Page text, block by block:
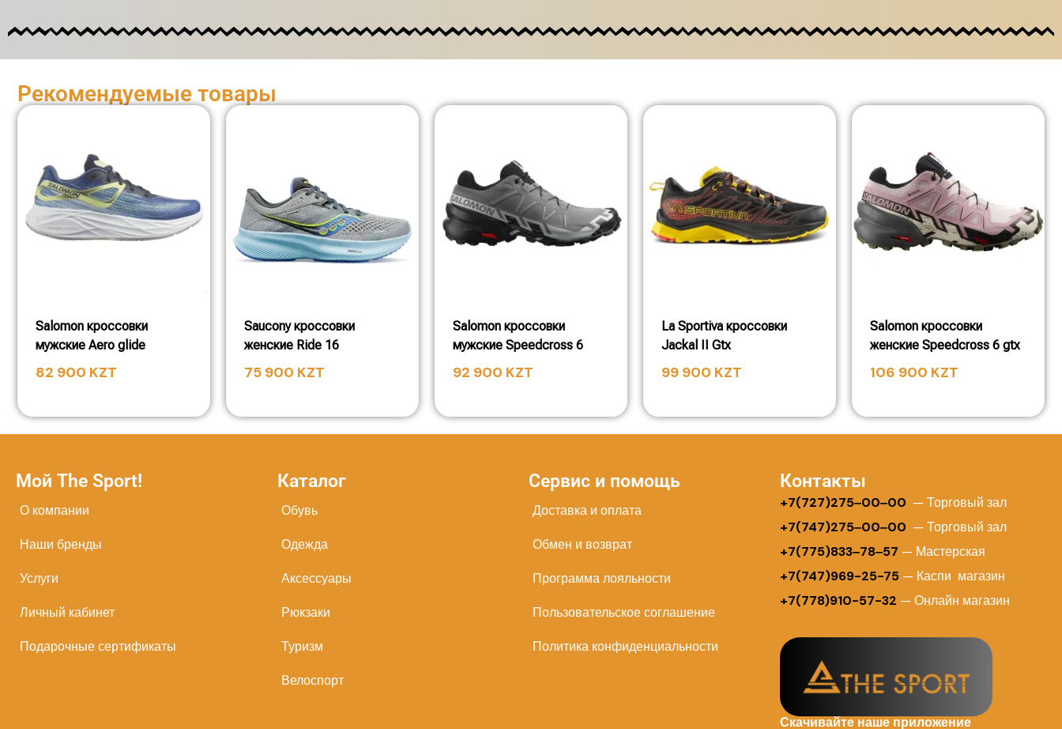
Рекомендуемые товары
Salomon кроссовки
мужские Aero glide
82 900 KZT
Saucony кроссовки
женские Ride 16
75 900 KZT
Salomon кроссовки
мужские Speedcross 6
92 900 KZT
La Sportiva кроссовки
Jackal II Gtx
99 900 KZT
Salomon кроссовки
женские Speedcross 6 gtx
106 900 KZT
Мой The Sport!
О компании
Наши бренды
Услуги
Личный кабинет
Подарочные сертификаты
Каталог
Обувь
Одежда
Аксессуары
Рюкзаки
Туризм
Велоспорт
Сервис и помощь
Доставка и оплата
Обмен и возврат
Программа лояльности
Пользовательское соглашение
Политика конфиденциальности
Контакты
+7(727)275‒00‒00 — Торговый зал
+7(747)275‒00‒00 — Торговый зал
+7(775)833‒78‒57 — Мастерская
+7(747)969-25-75— Каспи магазин
+7(778)910-57-32 — Онлайн магазин
Скачивайте наше приложение